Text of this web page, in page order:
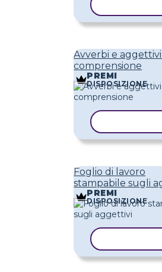
Avverbi e
comprensione
PREMI
DISPOSIZIONE
Foglio di lavoro
stampabile sugli
PREMI
DISPOSIZIONE